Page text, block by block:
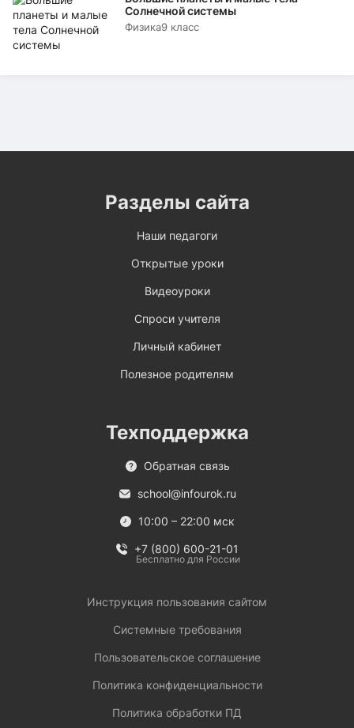
Солнечной системы
Физика9 класс
Разделы сайта
Наши педагоги
Открытые уроки
Видеоуроки
Спроси учителя
Личный кабинет
Полезное родителям
Техподдержка
Обратная связь
school@infourok.ru
10:00 – 22:00 мск
+7 (800) 600-21-01
Бесплатно для России
Инструкция пользования сайтом
Системные требования
Пользовательское соглашение
Политика конфиденциальности
Политика обработки ПД